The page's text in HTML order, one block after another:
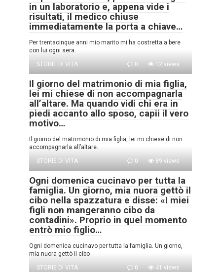
in un laboratorio e, appena vide i
risultati, il medico chiuse
immediatamente la porta a chiave…
Per trentacinque anni mio marito mi ha costretta a bere
con lui ogni sera.
STORIE DI VITA
0 12 views
Il giorno del matrimonio di mia figlia,
lei mi chiese di non accompagnarla
all’altare. Ma quando vidi chi era in
piedi accanto allo sposo, capii il vero
motivo…
Il giorno del matrimonio di mia figlia, lei mi chiese di non
accompagnarla all’altare.
STORIE DI VITA
0 89 views
Ogni domenica cucinavo per tutta la
famiglia. Un giorno, mia nuora gettò il
cibo nella spazzatura e disse: «I miei
figli non mangeranno cibo da
contadini». Proprio in quel momento
entrò mio figlio…
Ogni domenica cucinavo per tutta la famiglia. Un giorno,
mia nuora gettò il cibo
STORIE DI VITA
0 41 views